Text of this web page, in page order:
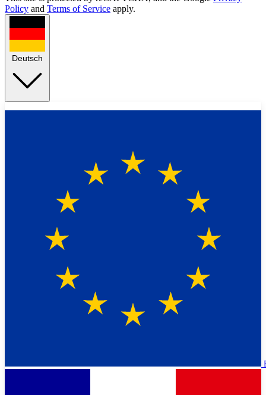
Policy and Terms of Service apply.
Deutsch